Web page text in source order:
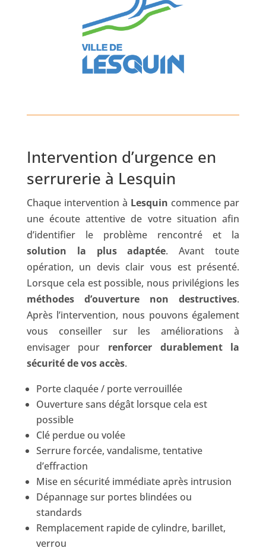
Intervention d’urgence en
serrurerie à Lesquin
Chaque intervention à Lesquin commence par
une écoute attentive de votre situation afin
d’identifier le problème rencontré et la
solution la plus adaptée. Avant toute
opération, un devis clair vous est présenté.
Lorsque cela est possible, nous privilégions les
méthodes d’ouverture non destructives.
Après l’intervention, nous pouvons également
vous conseiller sur les améliorations à
envisager pour renforcer durablement la
sécurité de vos accès.
Porte claquée / porte verrouillée
Ouverture sans dégât lorsque cela est
possible
Clé perdue ou volée
Serrure forcée, vandalisme, tentative
d’effraction
Mise en sécurité immédiate après intrusion
Dépannage sur portes blindées ou
standards
Remplacement rapide de cylindre, barillet,
verrou